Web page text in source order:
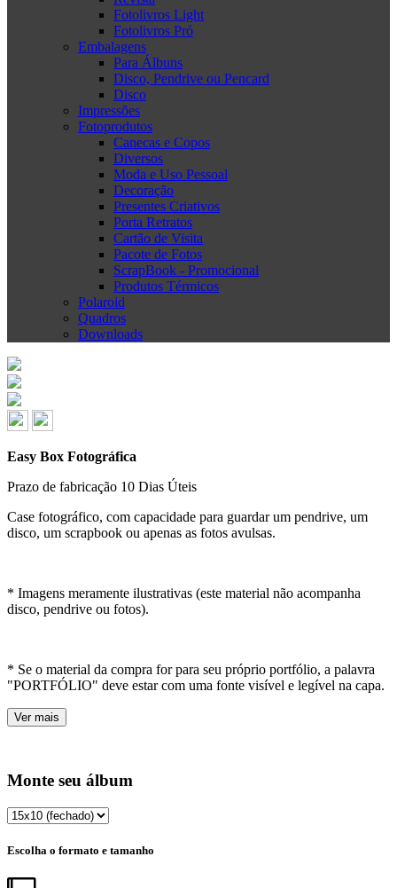
Fotolivros Light
Fotolivros Pró
Embalagens
Para Álbuns
Disco, Pendrive ou Pencard
Disco
Impressões
Fotoprodutos
Canecas e Copos
Diversos
Moda e Uso Pessoal
Decoração
Presentes Criativos
Porta Retratos
Cartão de Visita
Pacote de Fotos
ScrapBook - Promocional
Produtos Térmicos
Polaroid
Quadros
Downloads
Easy Box Fotográfica
Prazo de fabricação 10 Dias Úteis
Case fotográfico, com capacidade para guardar um pendrive, um
disco, um scrapbook ou apenas as fotos avulsas.
* Imagens meramente ilustrativas (este material não acompanha
disco, pendrive ou fotos).
* Se o material da compra for para seu próprio portfólio, a palavra
"PORTFÓLIO" deve estar com uma fonte visível e legível na capa.
Ver mais
Monte seu álbum
Escolha o formato e tamanho